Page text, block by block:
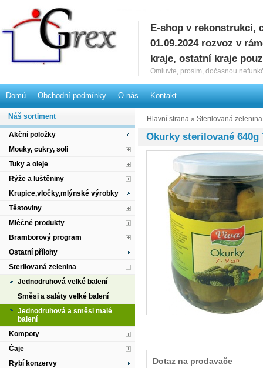
Hlavní strana » Sterilovaná zelenina
Okurky sterilované 640g
Dotaz na prodavače
Náš sortiment
Akční položky
Mouky, cukry, soli
Tuky a oleje
Rýže a luštěniny
Krupice,vločky,mlýnské výrobky
Těstoviny
Mléčné produkty
Bramborový program
Ostatní přílohy
Sterilovaná zelenina
Jednodruhová velké balení
Směsi a saláty velké balení
Jednodruhová a směsi malé
balení
Kompoty
Čaje
Rybí konzervy
G
E-shop v rekonstrukci,
01.09.2024 rozvoz v
kraje, ostatní kraje
Omluvte, prosím, dočasnou
Domů Obchodní podmínky O nás Kontakt